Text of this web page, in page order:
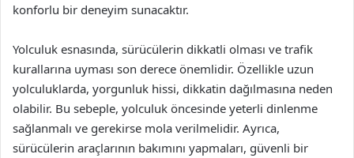
konforlu bir deneyim sunacaktır.
Yolculuk esnasında, sürücülerin dikkatli olması ve trafik
kurallarına uyması son derece önemlidir. Özellikle uzun
yolculuklarda, yorgunluk hissi, dikkatin dağılmasına neden
olabilir. Bu sebeple, yolculuk öncesinde yeterli dinlenme
sağlanmalı ve gerekirse mola verilmelidir. Ayrıca,
sürücülerin araçlarının bakımını yapmaları, güvenli bir